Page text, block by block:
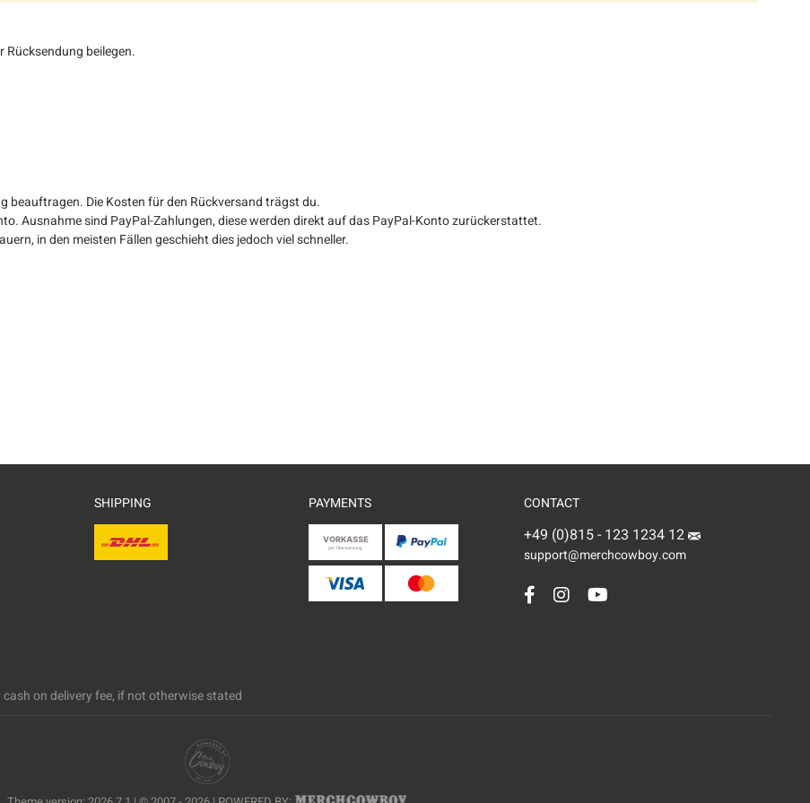
beilegen.
beauftragen. Die Kosten für den Rückversand trägst du.
Ausnahme sind PayPal-Zahlungen, diese werden direkt auf das PayPal-Konto zurückerstattet.
in den meisten Fällen geschieht dies jedoch viel schneller.
SHIPPING PAYMENTS CONTACT
+49 (0)815 - 123 1234 12
support@merchcowboy.com
on delivery fee, if not otherwise stated